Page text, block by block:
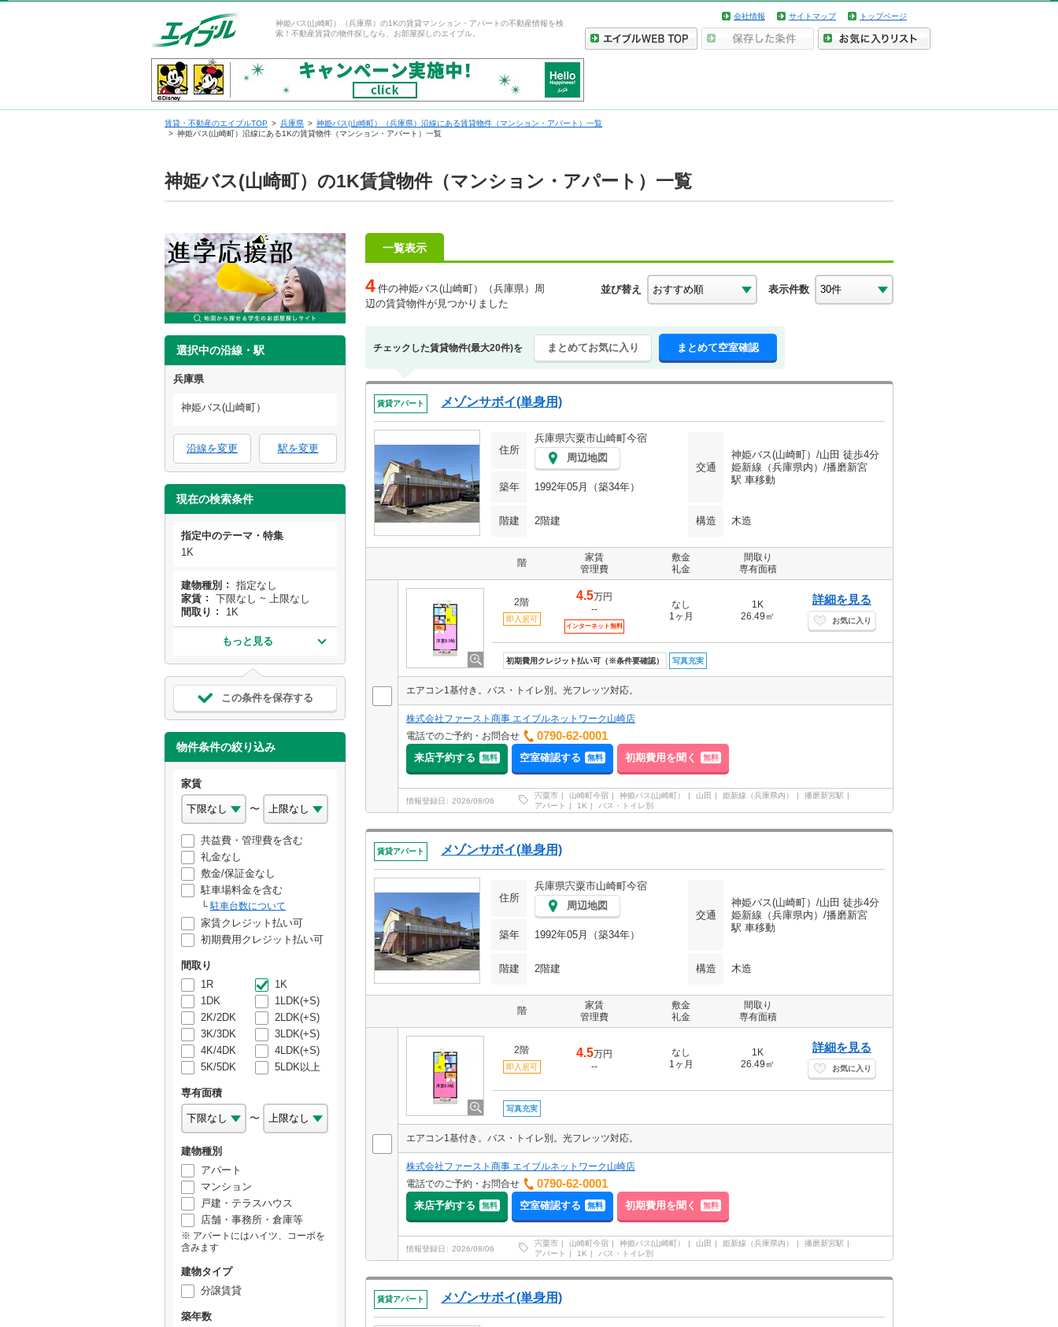
神姫バス(山崎町）（兵庫県）の1Kの賃貸マンション・アパートの不動産情報を検
索！不動産賃貸の物件探しなら、お部屋探しのエイブル。
会社情報 サイトマップ トップページ
賃貸・不動産のエイブルTOP 兵庫県
神姫バス(山崎町）（兵庫県）沿線にある賃貸物件（マンション・アパート）一覧
神姫バス(山崎町）沿線にある1Kの賃貸物件（マンション・アパート）一覧
神姫バス(山崎町）の1K賃貸物件（マンション・アパート）一覧
選択中の沿線・駅
兵庫県
神姫バス(山崎町）
沿線を変更 駅を変更
現在の検索条件
指定中のテーマ・特集
1K
建物種別
指定なし
家賃
下限なし ~ 上限なし
間取り
1K
もっと見る
この条件を保存する
物件条件の絞り込み
家賃
〜
共益費・管理費を含む
礼金なし
敷金/保証金なし
駐車場料金を含む
駐車台数について
家賃クレジット払い可
初期費用クレジット払い可
間取り
1R
1K
1DK
1LDK(+S)
2K/2DK
2LDK(+S)
3K/3DK
3LDK(+S)
4K/4DK
4LDK(+S)
5K/5DK
5LDK以上
専有面積
〜
建物種別
アパート
マンション
戸建・テラスハウス
店舗・事務所・倉庫等
アパートにはハイツ、コーポを
含みます
建物タイプ
分譲賃貸
築年数
一覧表示
4 件の神姫バス(山崎町）（兵庫県）周
辺の賃貸物件が見つかりました
並び替え 表示件数
チェックした賃貸物件(最大20件)を まとめてお気に入り まとめて空室確認
賃貸アパート メゾンサボイ(単身用)
住所
兵庫県宍粟市山崎町今宿
周辺地図
交通
神姫バス(山崎町）/山田 徒歩4分
姫新線（兵庫県内）/播磨新宮
駅 車移動
築年 1992年05月（築34年）
階建 2階建 構造 木造
階
家賃
管理費
敷金
礼金
間取り
専有面積
2階
即入居可
4.5万円
--
インターネット無料
なし
1ヶ月
1K
26.49㎡
詳細を見る
お気に入り
初期費用クレジット払い可（※条件要確認） 写真充実
エアコン1基付き。バス・トイレ別。光フレッツ対応。
株式会社ファースト商事 エイブルネットワーク山崎店
電話でのご予約・お問合せ
0790-62-0001
来店予約する 無料 空室確認する 無料 初期費用を聞く 無料
情報登録日 2026/08/06
宍粟市 山崎町今宿 神姫バス(山崎町） 山田 姫新線（兵庫県内）
播磨新宮駅
アパート
1K バス・トイレ別
賃貸アパート メゾンサボイ(単身用)
住所
兵庫県宍粟市山崎町今宿
周辺地図
交通
神姫バス(山崎町）/山田 徒歩4分
姫新線（兵庫県内）/播磨新宮
駅 車移動
築年 1992年05月（築34年）
階建 2階建 構造 木造
階
家賃
管理費
敷金
礼金
間取り
専有面積
2階
即入居可
4.5万円
--
なし
1ヶ月
1K
26.49㎡
詳細を見る
お気に入り
写真充実
エアコン1基付き。バス・トイレ別。光フレッツ対応。
株式会社ファースト商事 エイブルネットワーク山崎店
電話でのご予約・お問合せ
0790-62-0001
来店予約する 無料 空室確認する 無料 初期費用を聞く 無料
情報登録日 2026/08/06
宍粟市 山崎町今宿 神姫バス(山崎町） 山田 姫新線（兵庫県内）
播磨新宮駅
アパート
1K バス・トイレ別
賃貸アパート メゾンサボイ(単身用)